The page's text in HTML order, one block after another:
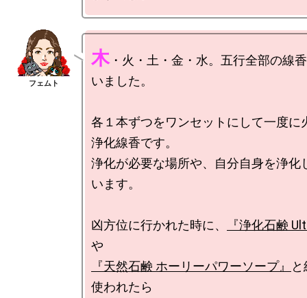
木・火・土・金・水。五行全部の線
いました。
各１本ずつをワンセットにして一度に
浄化線香です。
浄化が必要な場所や、自分自身を浄化
います。
凶方位に行かれた時に、
『浄化石鹸
『天然石鹸 ホーリーパワーソープ』
使われたら